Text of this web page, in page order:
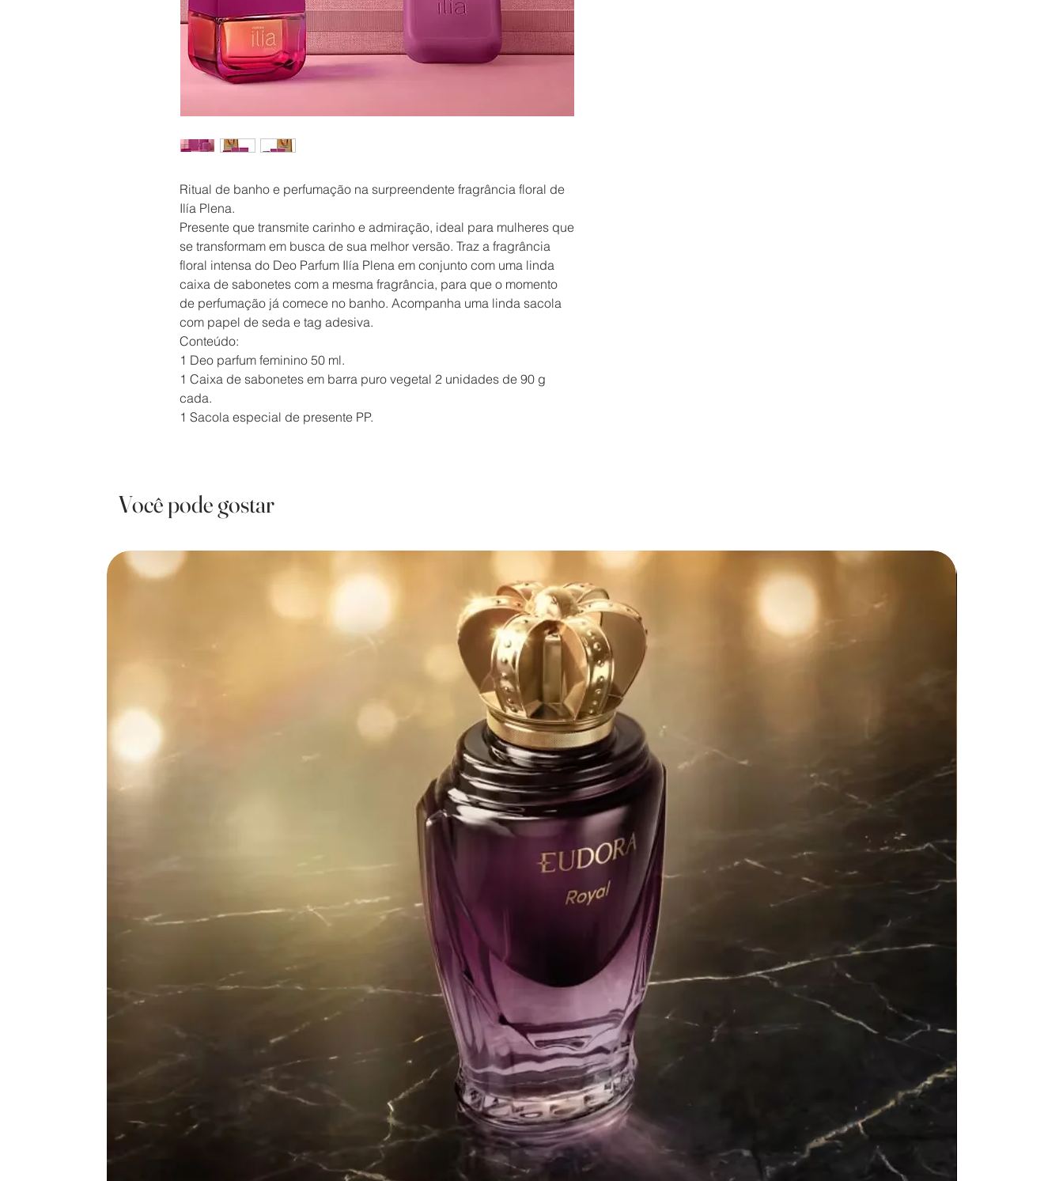
Ritual de banho e perfumação na surpreendente fragrância floral de
Ilía Plena.
Presente que transmite carinho e admiração, ideal para mulheres que
se transformam em busca de sua melhor versão. Traz a fragrância
floral intensa do Deo Parfum Ilía Plena em conjunto com uma linda
caixa de sabonetes com a mesma fragrância, para que o momento
de perfumação já comece no banho. Acompanha uma linda sacola
com papel de seda e tag adesiva.
Conteúdo:
1 Deo parfum feminino 50 ml.
1 Caixa de sabonetes em barra puro vegetal 2 unidades de 90 g
cada.
1 Sacola especial de presente PP.
Você pode gostar